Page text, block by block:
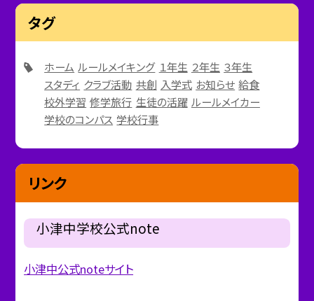
タグ
ホーム ルールメイキング １年生 ２年生 ３年生
スタディ クラブ活動 共創 入学式 お知らせ 給食
校外学習 修学旅行 生徒の活躍 ルールメイカー
学校のコンパス 学校行事
リンク
小津中学校公式note
小津中公式noteサイト